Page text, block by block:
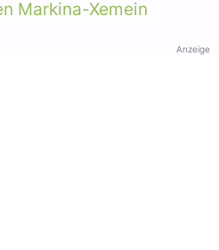
Markina-Xemein
Anzeige